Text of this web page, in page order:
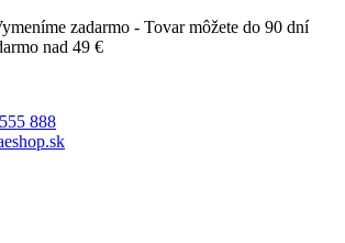
zadarmo - Tovar môžete do 90 dní
nad 49 €
888